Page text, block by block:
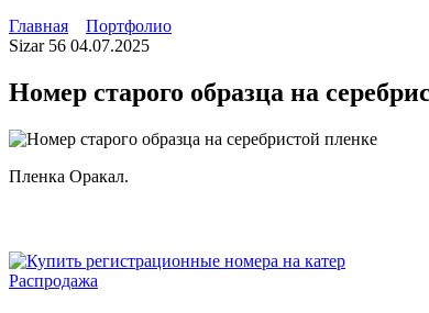
Главная
Портфолио
Sizar 56 04.07.2025
Номер старого образца на
Пленка Оракал.
Распродажа